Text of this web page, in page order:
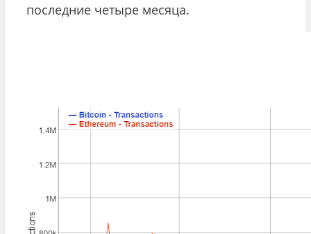
последние четыре месяца.